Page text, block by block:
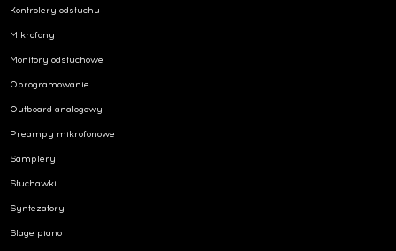
Kontrolery odsłuchu
Mikrofony
Monitory odsłuchowe
Oprogramowanie
Outboard analogowy
Preampy mikrofonowe
Samplery
Słuchawki
Syntezatory
Stage piano